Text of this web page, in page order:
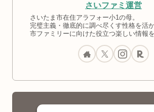
さいファミ運営
さいたま市在住アラフォー小1の母。
完璧主義・徹底的に調べ尽くす性格を活
市ファミリーに向けた役立つ楽しい情報